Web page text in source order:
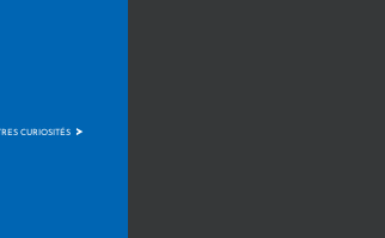
CURIOSITÉS >